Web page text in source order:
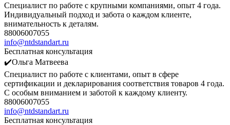
Специалист по работе с крупными компаниями, опыт 4 года.
Индивидуальный подход и забота о каждом клиенте,
внимательность к деталям.
88006007055
info@ntdstandart.ru
Бесплатная консультация
✔️Ольга Матвеева
Специалист по работе с клиентами, опыт в сфере
сертификации и декларирования соответствия товаров 4 года.
С особым вниманием и заботой к каждому клиенту.
88006007055
info@ntdstandart.ru
Бесплатная консультация